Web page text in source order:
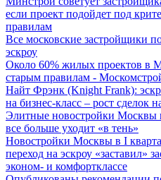
если проект подойдет под
правилам
Все московские застройщики
эскроу
Около 60% жилых проектов в
старым правилам -
Найт Фрэнк (Knight Frank):
на бизнес-класс – рост сделок
Элитные новостройки Москвы
все больше уходит «в тень»
Новостройки Москвы в I
переход на эскроу «заставил»
эконом- и комфортклассе